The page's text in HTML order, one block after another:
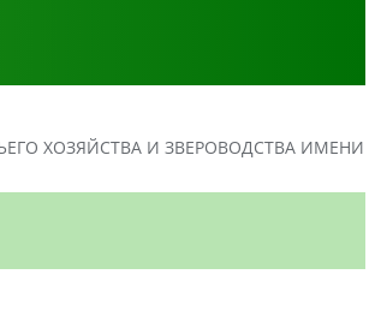
ХОЗЯЙСТВА И ЗВЕРОВОДСТВА ИМЕНИ